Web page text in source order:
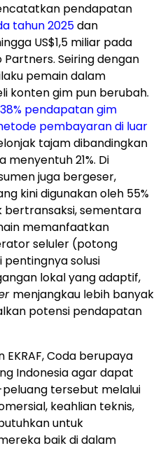
pendapatan
tahun 2025dan
US$1,5 miliar pada
Seiring dengan
pemain dalam
konten gim pun berubah.
38% pendapatan gim
pembayaran di luar
tajam dibandingkan
menyentuh 21%. Di
juga bergeser,
kini digunakan oleh 55%
bertransaksi, sementara
memanfaatkan
seluler (potong
pentingnya solusi
lokal yang adaptif,
menjangkau lebih banyak
potensi pendapatan
Coda berupaya
Indonesia agar dapat
tersebut melalui
keahlian teknis,
untuk
baik di dalam